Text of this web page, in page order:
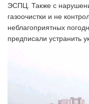
ЭСПЦ. Также с
газоочистки и не
неблагоприятных
предписали устранить